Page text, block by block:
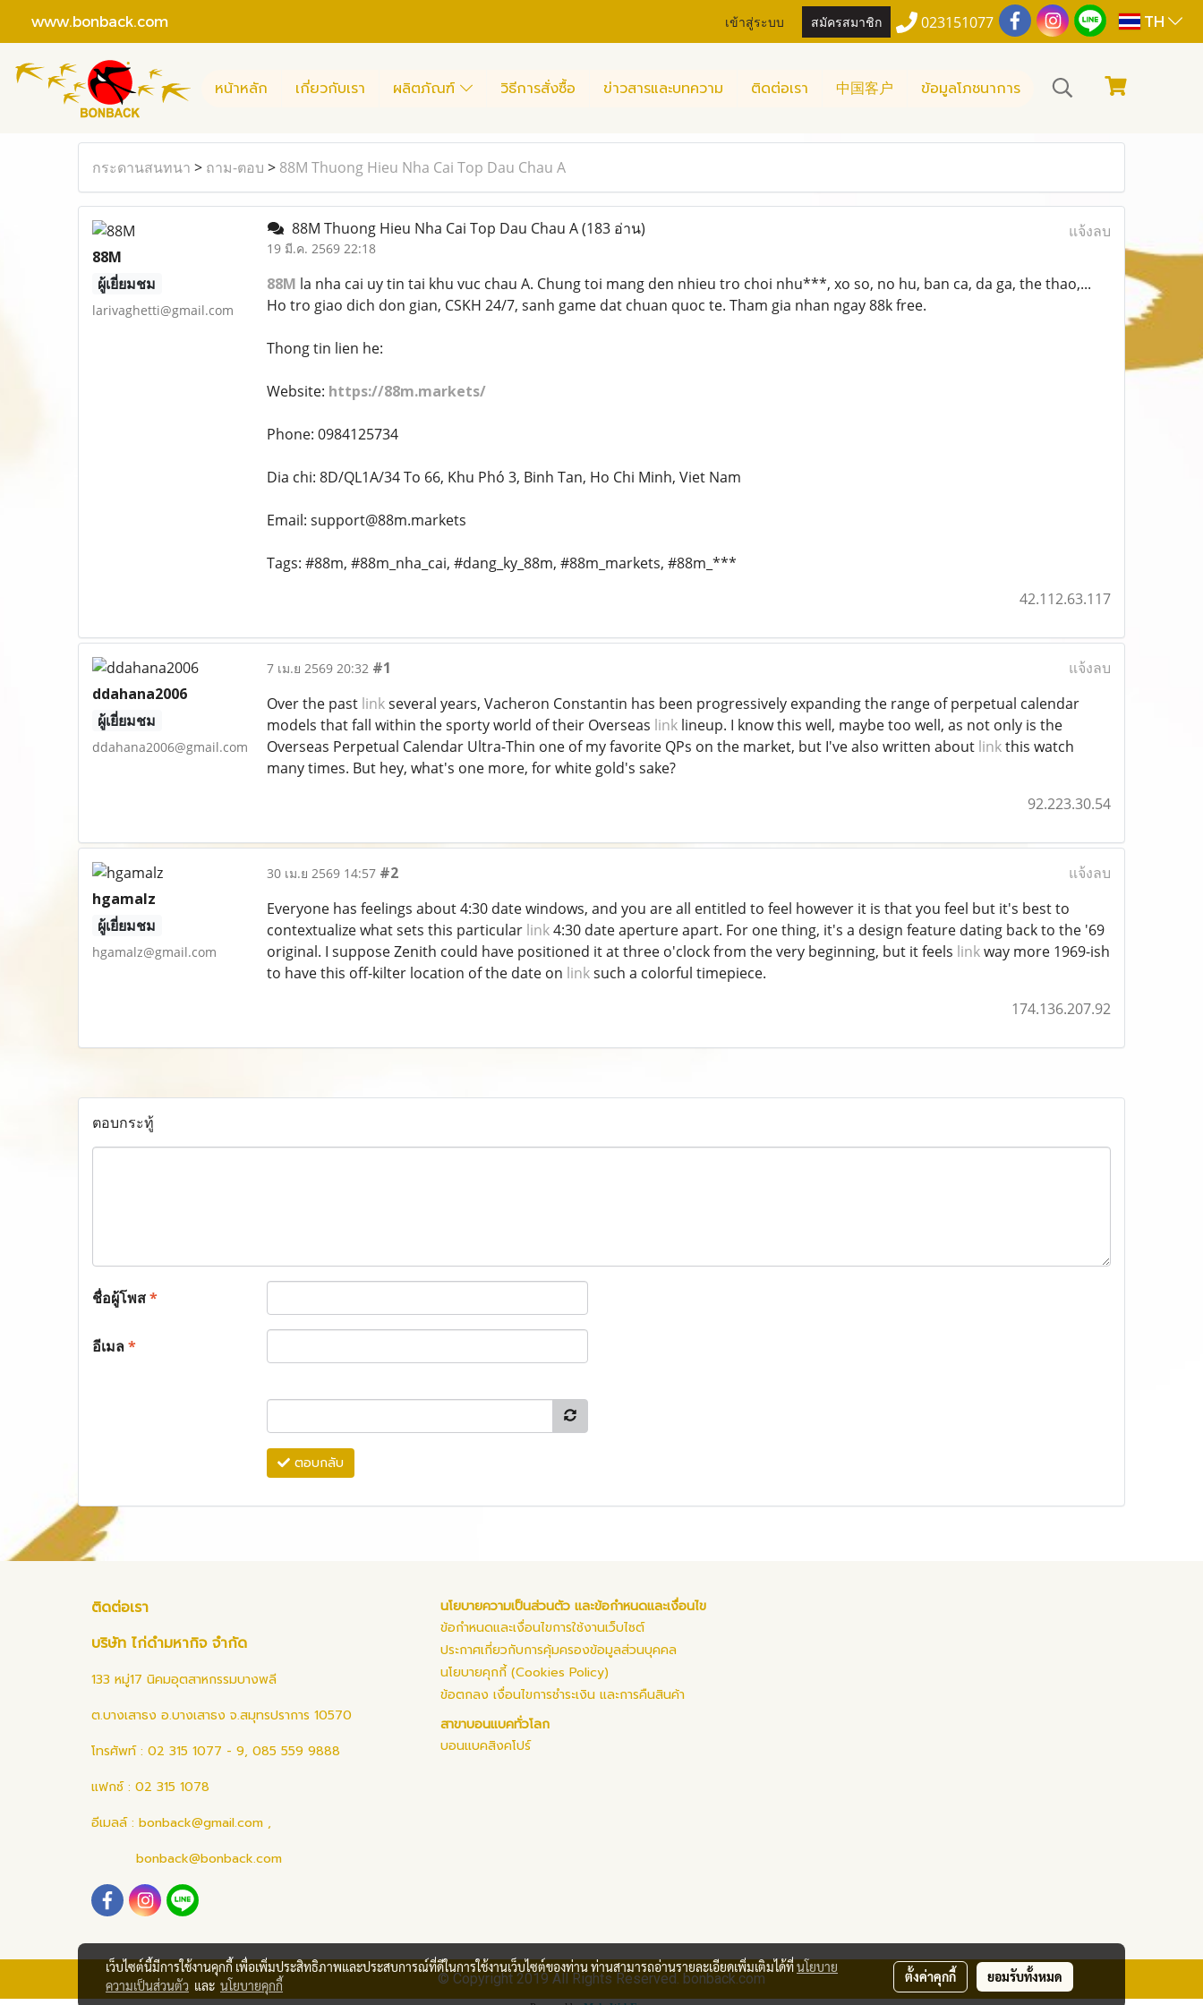
www.bonback.com เข้าสู่ระบบ สมัครสมาชิก 023151077 TH
หน้าหลัก เกี่ยวกับเรา ผลิตภัณฑ์ วิธีการสั่งซื้อ ข่าวสารและบทความ ติดต่อเรา 中国客户 ข้อมูลโภชนาการ
กระดานสนทนา > ถาม-ตอบ > 88M Thuong Hieu Nha Cai Top Dau Chau A
88M
ผู้เยี่ยมชม
larivaghetti@gmail.com
88M Thuong Hieu Nha Cai Top Dau Chau A(183 อ่าน)
19 มี.ค. 2569 22:18
แจ้งลบ
88M la nha cai uy tin tai khu vuc chau A. Chung toi mang den nhieu tro choi nhu***, xo so, no hu, ban ca, da ga, the thao,...
Ho tro giao dich don gian, CSKH 24/7, sanh game dat chuan quoc te. Tham gia nhan ngay 88k free.
Thong tin lien he:
Website: https://88m.markets/
Phone: 0984125734
Dia chi: 8D/QL1A/34 To 66, Khu Phó 3, Binh Tan, Ho Chi Minh, Viet Nam
Email: support@88m.markets
Tags: #88m, #88m_nha_cai, #dang_ky_88m, #88m_markets, #88m_***
42.112.63.117
ddahana2006
ผู้เยี่ยมชม
ddahana2006@gmail.com
7 เม.ย 2569 20:32 #1
แจ้งลบ
Over the past linkseveral years, Vacheron Constantin has been progressively expanding the range of perpetual calendar
models that fall within the sporty world of their Overseas linklineup. I know this well, maybe too well, as not only is the
Overseas Perpetual Calendar Ultra-Thin one of my favorite QPs on the market, but I've also written about linkthis watch
many times. But hey, what's one more, for white gold's sake?
92.223.30.54
hgamalz
ผู้เยี่ยมชม
hgamalz@gmail.com
30 เม.ย 2569 14:57 #2
แจ้งลบ
Everyone has feelings about 4:30 date windows, and you are all entitled to feel however it is that you feel but it's best to
contextualize what sets this particular link4:30 date aperture apart. For one thing, it's a design feature dating back to the '69
original. I suppose Zenith could have positioned it at three o'clock from the very beginning, but it feels linkway more 1969-ish
to have this off-kilter location of the date on linksuch a colorful timepiece.
174.136.207.92
ตอบกระทู้
ชื่อผู้โพส*
อีเมล*
ตอบกลับ
ติดต่อเรา
บริษัท ไก่ดำมหากิจ จำกัด
133 หมู่17 นิคมอุตสาหกรรมบางพลี
ต.บางเสาธง อ.บางเสาธง จ.สมุทรปราการ 10570
โทรศัพท์ : 02 315 1077 - 9, 085 559 9888
แฟกซ์ : 02 315 1078
อีเมลล์ : bonback@gmail.com ,
bonback@bonback.com
นโยบายความเป็นส่วนตัว และข้อกำหนดและเงื่อนไข
ข้อกำหนดและเงื่อนไขการใช้งานเว็บไซต์
ประกาศเกี่ยวกับการคุ้มครองข้อมูลส่วนบุคคล
นโยบายคุกกี้ (Cookies Policy)
ข้อตกลง เงื่อนไขการชำระเงิน และการคืนสินค้า
สาขาบอนแบคทั่วโลก
บอนแบคสิงคโปร์
© Copyright 2019 All Rights Reserved. bonback.com
เว็บไซต์นี้มีการใช้งานคุกกี้ เพื่อเพิ่มประสิทธิภาพและประสบการณ์ที่ดีในการใช้งานเว็บไซต์ของท่าน ท่านสามารถอ่านรายละเอียดเพิ่มเติมได้ที่นโยบาย
ความเป็นส่วนตัว และ นโยบายคุกกี้
ตั้งค่าคุกกี้ ยอมรับทั้งหมด